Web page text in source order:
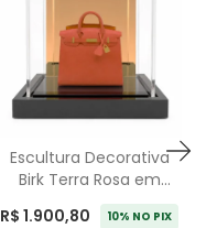
Escultura Decorativa
Birk Terra Rosa em
Acrílico Leila Nishi
R$ 1.900,80 10% NO PIX